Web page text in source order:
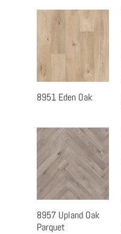
快速瀏覽
8951 Eden Oak
快速瀏覽
8957 Upland Oak
Parquet